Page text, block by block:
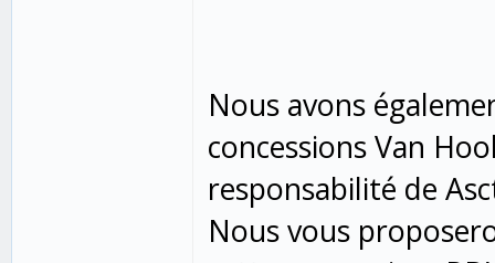
Nous avons
concessions Van
responsabilité de
Nous vous